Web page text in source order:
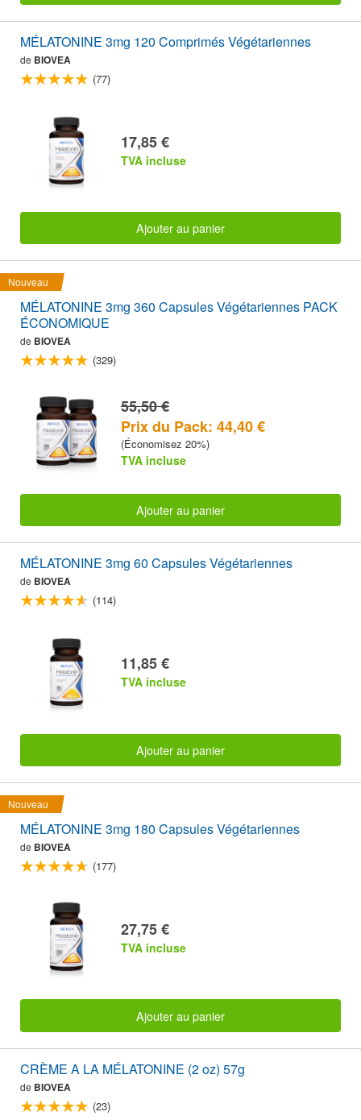
MÉLATONINE 3mg 120 Comprimés Végétariennes
de BIOVEA
(77)
17,85 €
TVA incluse
Ajouter au panier
Nouveau
MÉLATONINE 3mg 360 Capsules Végétariennes PACK
ÉCONOMIQUE
de BIOVEA
(329)
55,50 €
Prix du Pack: 44,40 €
(Économisez 20%)
TVA incluse
Ajouter au panier
MÉLATONINE 3mg 60 Capsules Végétariennes
de BIOVEA
(114)
11,85 €
TVA incluse
Ajouter au panier
Nouveau
MÉLATONINE 3mg 180 Capsules Végétariennes
de BIOVEA
(177)
27,75 €
TVA incluse
Ajouter au panier
CRÈME A LA MÉLATONINE (2 oz) 57g
de BIOVEA
(23)